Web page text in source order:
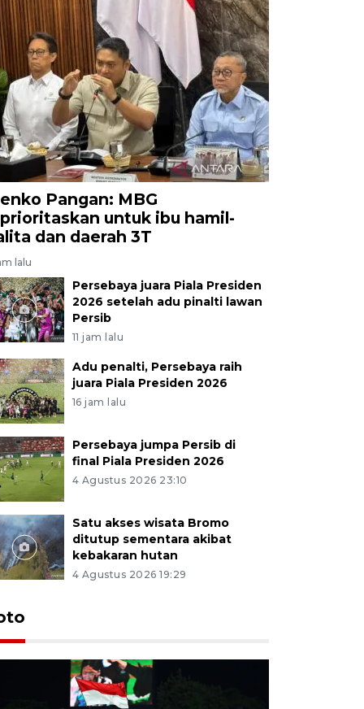
Pangan: MBG
untuk ibu hamil-
dan daerah 3T
lalu
Persebaya juara Piala Presiden
2026 setelah adu pinalti lawan
Persib
11 jam lalu
Adu penalti, Persebaya raih
juara Piala Presiden 2026
16 jam lalu
Persebaya jumpa Persib di
final Piala Presiden 2026
4 Agustus 2026 23:10
Satu akses wisata Bromo
ditutup sementara akibat
kebakaran hutan
4 Agustus 2026 19:29